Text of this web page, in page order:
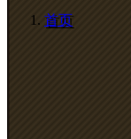
首页